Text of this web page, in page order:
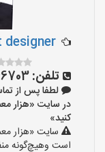
تلفن:
لطفا پس از
کنید»
سایت «هزار
است وهیچ‌گونه